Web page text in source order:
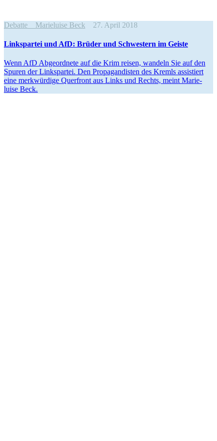
Debatte Marieluise Beck 27. April 2018
Links­partei und AfD: Brüder und Schwestern im Geiste
Wenn AfD Abgeordnete auf die Krim reisen, wandeln Sie auf den
Spuren der Links­partei. Den Propa­gan­disten des Kremls assis­tiert
eine merkwürdige Querfront aus Links und Rechts, meint Marie­
luise Beck.